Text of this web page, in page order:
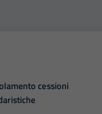
cessioni